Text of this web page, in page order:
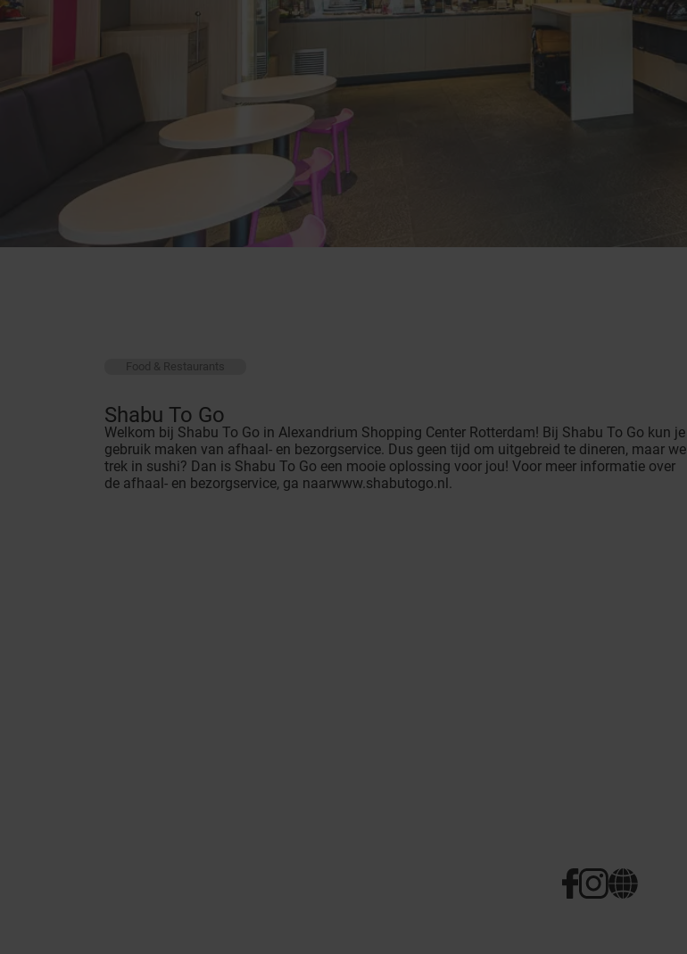
Food & Restaurants
Shabu To Go
Welkom bij Shabu To Go in Alexandrium Shopping Center Rotterdam! Bij Shabu To Go kun je
gebruik maken van afhaal- en bezorgservice. Dus geen tijd om uitgebreid te dineren, maar wel
trek in sushi? Dan is Shabu To Go een mooie oplossing voor jou! Voor meer informatie over
de afhaal- en bezorgservice, ga naarwww.shabutogo.nl .